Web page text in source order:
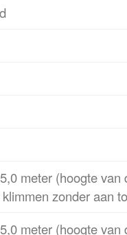
meter (hoogte van
zonder aan
meter (hoogte van